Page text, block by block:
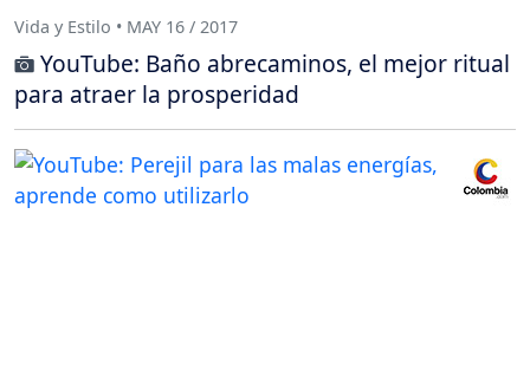
Vida y Estilo • MAY 16 / 2017
YouTube: Baño abrecaminos, el mejor ritual
para atraer la prosperidad